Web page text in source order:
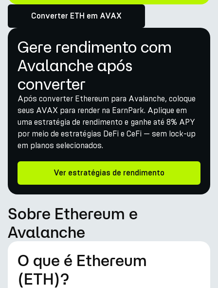
Converter ETH em AVAX
Gere rendimento com
Avalanche após
converter
Após converter Ethereum para Avalanche, coloque
seus AVAX para render na EarnPark. Aplique em
uma estratégia de rendimento e ganhe até 8% APY
por meio de estratégias DeFi e CeFi — sem lock-up
em planos selecionados.
Ver estratégias de rendimento
Sobre Ethereum e
Avalanche
O que é Ethereum
(ETH)?